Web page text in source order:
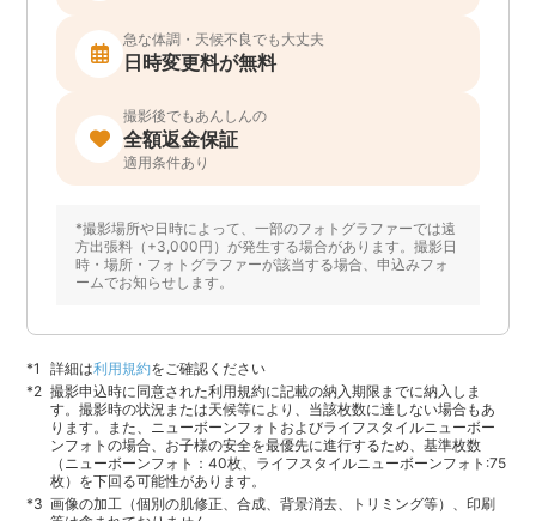
急な体調・天候不良でも大丈夫
日時変更料が無料
撮影後でもあんしんの
全額返金保証
適用条件あり
*撮影場所や日時によって、一部のフォトグラファーでは遠
方出張料（+3,000円）が発生する場合があります。撮影日
時・場所・フォトグラファーが該当する場合、申込みフォ
ームでお知らせします。
詳細は利用規約をご確認ください
撮影申込時に同意された利用規約に記載の納入期限までに納入しま
す。撮影時の状況または天候等により、当該枚数に達しない場合もあ
ります。また、ニューボーンフォトおよびライフスタイルニューボー
ンフォトの場合、お子様の安全を最優先に進行するため、基準枚数
（ニューボーンフォト：40枚、ライフスタイルニューボーンフォト:75
枚）を下回る可能性があります。
画像の加工（個別の肌修正、合成、背景消去、トリミング等）、印刷